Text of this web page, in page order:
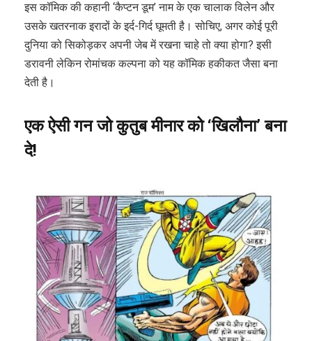
इस कॉमिक की कहानी ‘कैप्टन डूम’ नाम के एक चालाक विलेन और
उसके खतरनाक इरादों के इर्द-गिर्द घूमती है। सोचिए, अगर कोई पूरी
दुनिया को सिकोड़कर अपनी जेब में रखना चाहे तो क्या होगा? इसी
डरावनी लेकिन रोमांचक कल्पना को यह कॉमिक हकीकत जैसा बना
देती है।
एक ऐसी गन जो कुतुब मीनार को ‘खिलौना’ बना
दे!